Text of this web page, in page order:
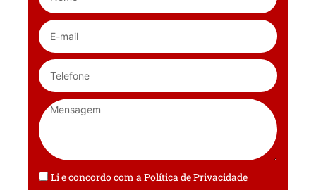
Li e concordo com aPolítica de Privacidade